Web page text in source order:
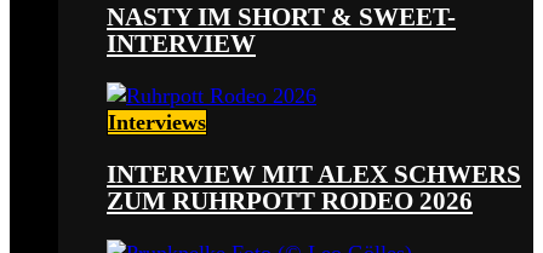
NASTY IM SHORT & SWEET-
INTERVIEW
Interviews
INTERVIEW MIT ALEX SCHWERS
ZUM RUHRPOTT RODEO 2026